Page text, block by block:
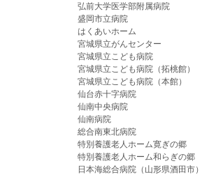
弘前大学医学部附属病院
盛岡市立病院
はくあいホーム
宮城県立がんセンター
宮城県立こども病院
宮城県立こども病院（拓桃館）
宮城県立こども病院（本館）
仙台赤十字病院
仙南中央病院
仙南病院
総合南東北病院
特別養護老人ホーム寛ぎの郷
特別養護老人ホーム和らぎの郷
日本海総合病院（山形県酒田市